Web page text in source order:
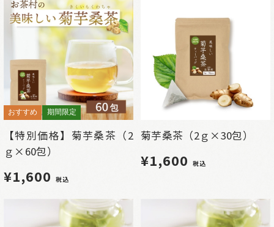
おすすめ 期間限定
【特別価格】菊芋桑茶（2
ｇ×60包）
¥1,600 税込
菊芋桑茶（2ｇ×30包）
¥1,600 税込